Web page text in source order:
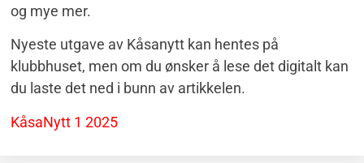
og mye mer.
Nyeste utgave av Kåsanytt kan hentes på
klubbhuset, men om du ønsker å lese det digitalt kan
du laste det ned i bunn av artikkelen.
KåsaNytt 1 2025